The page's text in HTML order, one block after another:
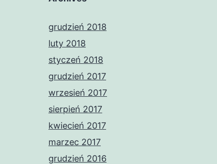
grudzień 2018
luty 2018
styczeń 2018
grudzień 2017
wrzesień 2017
sierpień 2017
kwiecień 2017
marzec 2017
grudzień 2016